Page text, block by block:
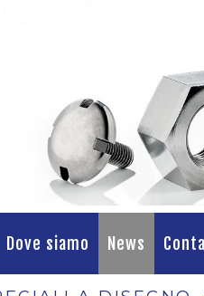
Dove siamo News